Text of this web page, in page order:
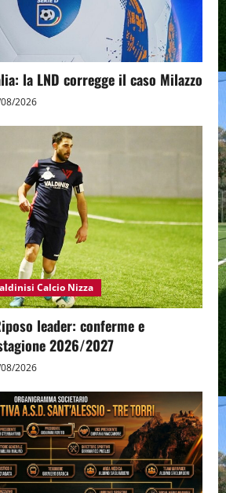
la LND corregge il caso Milazzo
2026
Calcio Nizza
leader: conferme e
2026/2027
2026